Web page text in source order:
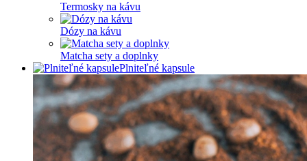
Termosky na kávu
Dózy na kávu
Matcha sety a doplnky
Plniteľné kapsule